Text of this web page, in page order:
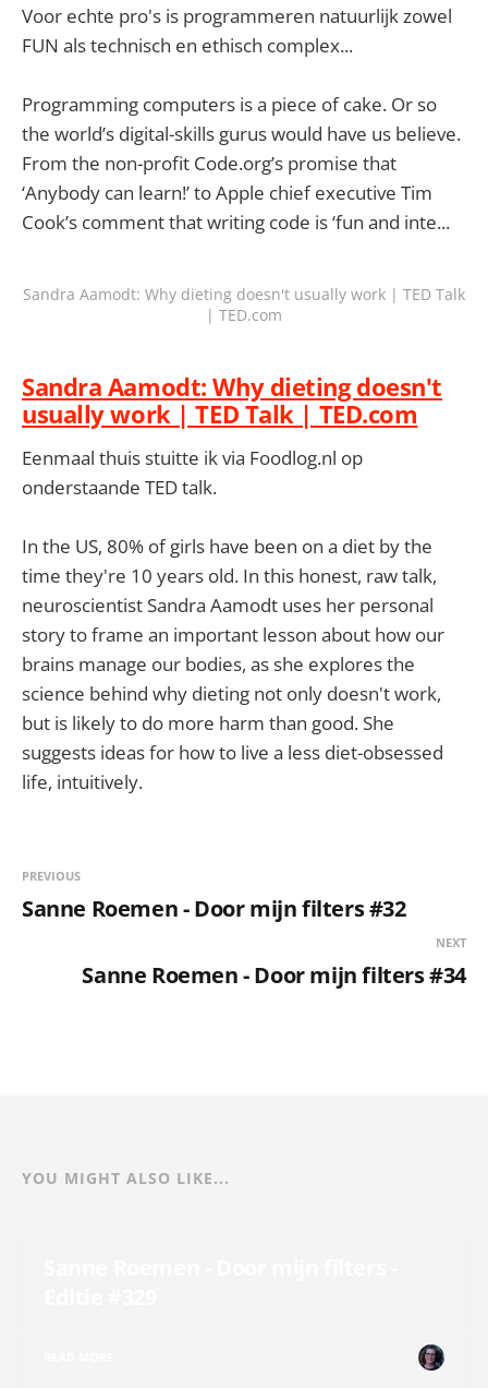
Voor echte pro's is programmeren natuurlijk zowel
FUN als technisch en ethisch complex...
Programming computers is a piece of cake. Or so
the world’s digital-skills gurus would have us believe.
From the non-profit Code.org’s promise that
‘Anybody can learn!’ to Apple chief executive Tim
Cook’s comment that writing code is ‘fun and inte...
Sandra Aamodt: Why dieting doesn't usually work | TED Talk
| TED.com
Sandra Aamodt: Why dieting doesn't
usually work | TED Talk | TED.com
Eenmaal thuis stuitte ik via Foodlog.nl op
onderstaande TED talk.
In the US, 80% of girls have been on a diet by the
time they're 10 years old. In this honest, raw talk,
neuroscientist Sandra Aamodt uses her personal
story to frame an important lesson about how our
brains manage our bodies, as she explores the
science behind why dieting not only doesn't work,
but is likely to do more harm than good. She
suggests ideas for how to live a less diet-obsessed
life, intuitively.
PREVIOUS
Sanne Roemen - Door mijn filters #32
NEXT
Sanne Roemen - Door mijn filters #34
YOU MIGHT ALSO LIKE...